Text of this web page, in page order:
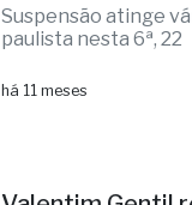
Suspensão atinge
paulista nesta 6ª, 22
há 11 meses